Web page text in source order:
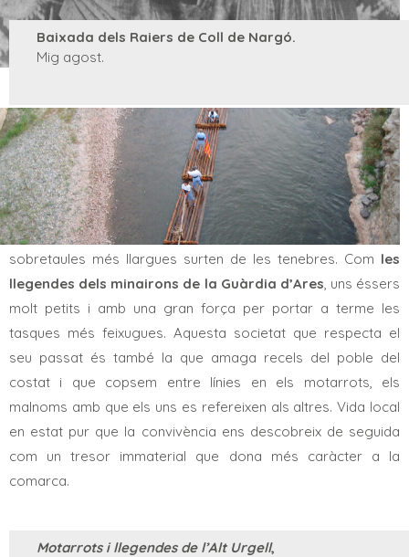
Baixada dels Raiers de Coll de Nargó.
Mig agost.
L’Alt Urgell és també un món de fantasies i mites passats de
pares a fills. Un món d’històries secretes que tan sols a les
sobretaules més llargues surten de les tenebres. Com les
llegendes dels minairons de la Guàrdia d’Ares, uns éssers
molt petits i amb una gran força per portar a terme les
tasques més feixugues. Aquesta societat que respecta el
seu passat és també la que amaga recels del poble del
costat i que copsem entre línies en els motarrots, els
malnoms amb que els uns es refereixen als altres. Vida local
en estat pur que la convivència ens descobreix de seguida
com un tresor immaterial que dona més caràcter a la
comarca.
Motarrots i llegendes de l’Alt Urgell,